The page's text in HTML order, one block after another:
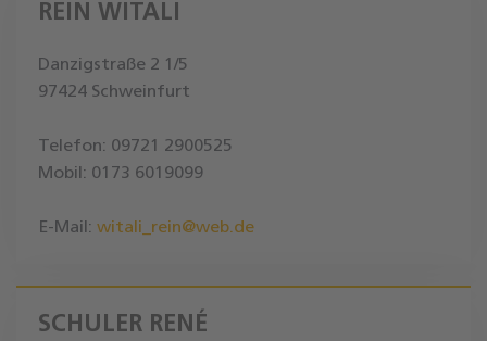
REIN WITALI
Danzigstraße 2 1/5
97424 Schweinfurt
Telefon: 09721 2900525
Mobil: 0173 6019099
E-Mail: witali_rein@web.de
SCHULER RENÉ